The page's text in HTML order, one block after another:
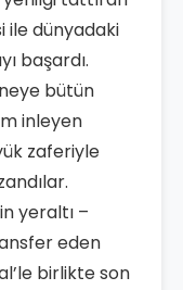
ile dünyadaki
başardı.
bütün
inleyen
zaferiyle
yeraltı –
eden
birlikte son